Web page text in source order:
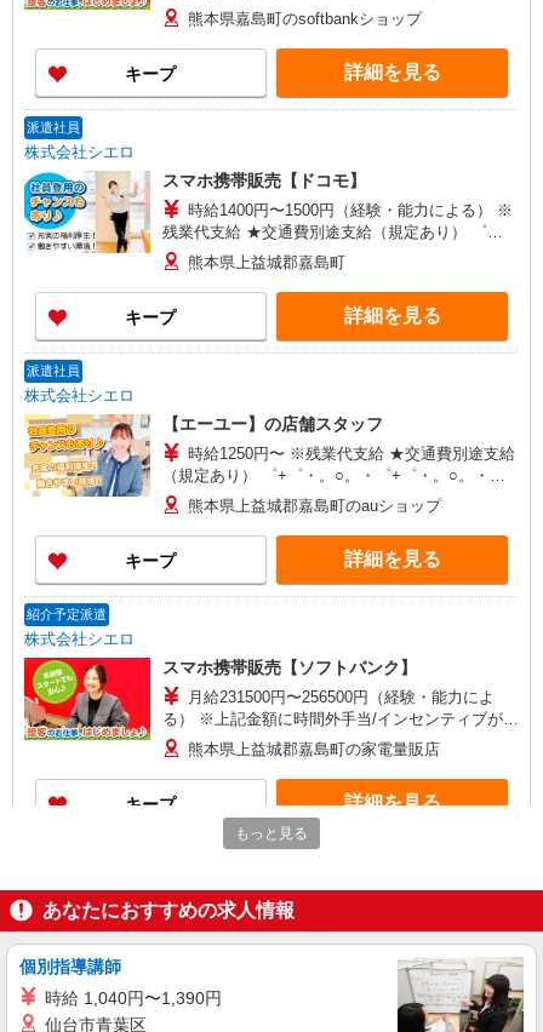
+゜ 入社祝い金10万円支給(規定有) お友達を紹介
頂くと, インセンティブ支給(規定有) ★月2回払
い・週払い可能（規程有）★ ゜・。○。・゜
+゜・。○。・゜+゜
熊本県嘉島町のsoftbankショップ
キープ 詳細を見る
派遣社員
株式会社シエロ
スマホ携帯販売【ドコモ】
時給1400円〜1500円（経験・能力による） ※
残業代支給 ★交通費別途支給（規定あり） ゜
+゜・。○。・゜+゜・。○。・゜+゜ 入社祝い金10
万円支給(規定有) お友達を紹介頂くと, インセンテ
ィブ支給(規定有) ★月2回払い・週払い可能（規程
有）★ ゜・。○。・゜+゜・。○。・゜+゜
熊本県上益城郡嘉島町
キープ 詳細を見る
派遣社員
株式会社シエロ
【エーユー】の店舗スタッフ
時給1250円〜 ※残業代支給 ★交通費別途支給
（規定あり） ゜+゜・。○。・゜+゜・。○。・゜
+゜ 入社祝い金10万円支給(規定有) お友達を紹介
頂くと, インセンティブ支給(規定有) ★月2回払
い・週払い可能（規程有）★ ゜・。○。・゜
+゜・。○。・゜+゜
熊本県上益城郡嘉島町のauショップ
キープ 詳細を見る
紹介予定派遣
株式会社シエロ
スマホ携帯販売【ソフトバンク】
月給231500円〜256500円（経験・能力によ
る） ※上記金額に時間外手当/インセンティブが加
算 ・賞与あり・時間外手当あり（平均残業時間：
10h/月）・地域手当/職能手当あり・Workstyle支
援金（4000円/月）あり・実績によりインセンティ
ブあり ★交通費別途支給（規定あり） ゜+゜・。
○。・゜+゜・。○。・゜+゜ 入社祝い金10万円支
給(規定有) お友達を紹介頂くと, インセンティブ支
熊本県上益城郡嘉島町の家電量販店
キープ 詳細を見る
スマホ携帯販売【ソフトバンク】
月給231500円〜256500円（経験・能力によ
る） ※上記金額に時間外手当/インセンティブが加
算 ・賞与あり・時間外手当あり（平均残業時間：
10h/月）・地域手当/職能手当あり・Workstyle支
援金（4000円/月）あり・実績によりインセンティ
熊本県上益城郡嘉島町の家電量販店
もっと見る
あなたにおすすめの求人情報
個別指導講師
時給 1,040円〜1,390円
仙台市青葉区